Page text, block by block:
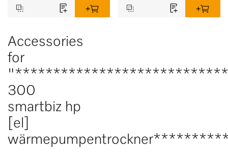
programmierbar.
Accessories
for
300
smartbiz hp
[el]